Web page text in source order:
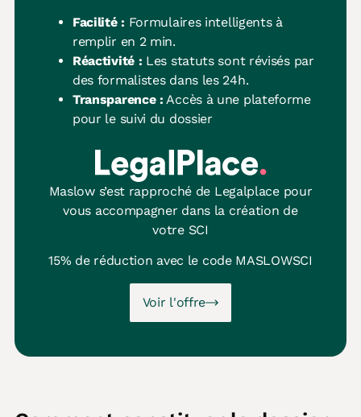
Facilité : Formulaires intelligents à
remplir en 2 min.
Réactivité : Les statuts sont révisés par
des formalistes dans les 24h.
Transparence : Accès à une plateforme
pour le suivi du dossier
Maslow s’est rapproché de Legalplace pour
vous accompagner dans la création de
votre SCI
15% de réduction avec le code MASLOWSCI
Voir l'offre